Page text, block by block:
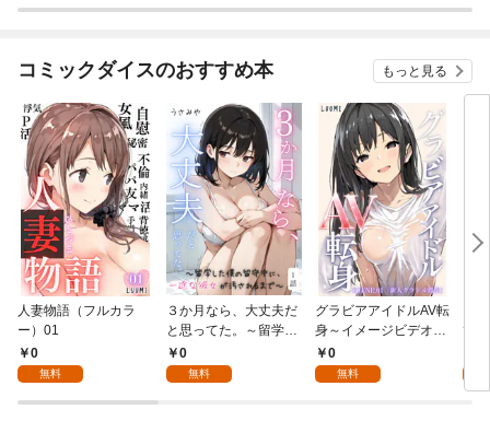
コミックダイスのおすすめ本 もっと見る
人妻物語（フルカラ
ー）01
0
無料
３か月なら、大丈夫だ
と思ってた。～留学し
た僕の留守中に、一途
な彼女が汚されるまで
0
無料
グラビアアイドルAV転
身～イメージビデオ撮
影って聞いてきたのに
～scene.01
0
無料
て